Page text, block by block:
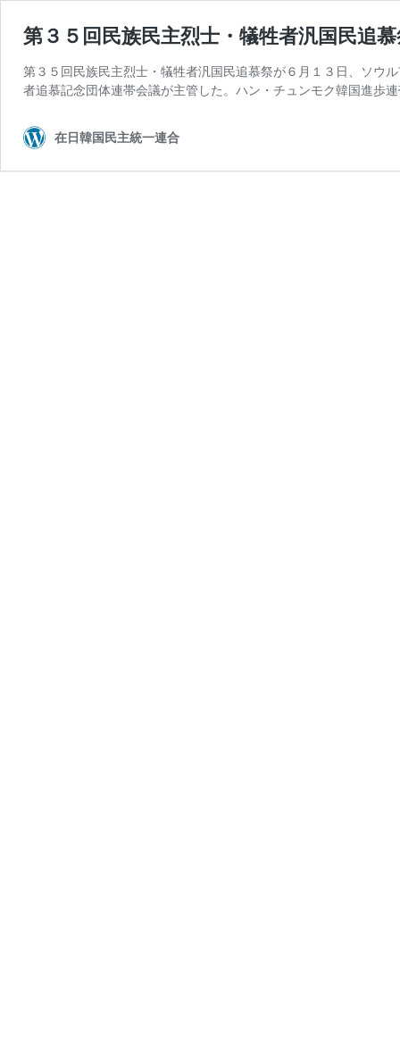
第３５回民族民主烈士・犠牲者汎国民追
第３５回民族民主烈士・犠牲者汎国民追慕祭が６月１３日、ソウ
者追慕記念団体連帯会議が主管した。ハン・チュンモク韓国進歩
在日韓国民主統一連合